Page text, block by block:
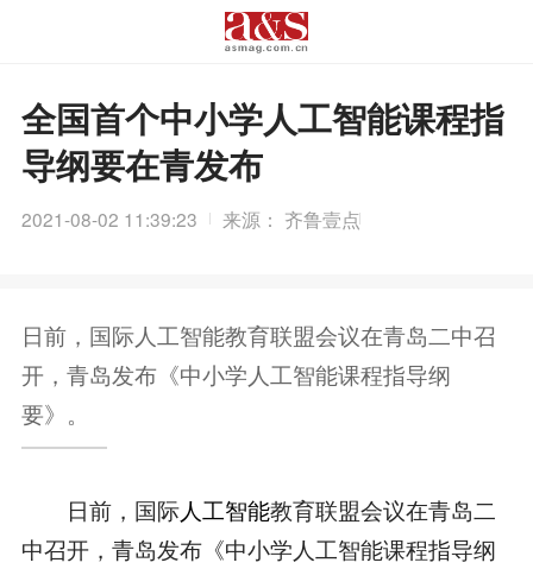
全国首个中小学人工智能课程指
导纲要在青发布
2021-08-02 11:39:23 来源： 齐鲁壹点
日前，国际人工智能教育联盟会议在青岛二中召
开，青岛发布《中小学人工智能课程指导纲
要》。
日前，国际人工智能教育联盟会议在青岛二
中召开，青岛发布《中小学人工智能课程指导纲